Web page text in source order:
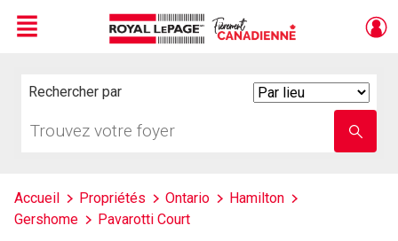
Menu
Rechercher par
votre
nom
Accueil Propriétés Ontario
Hamilton
Gershome
Pavarotti Court